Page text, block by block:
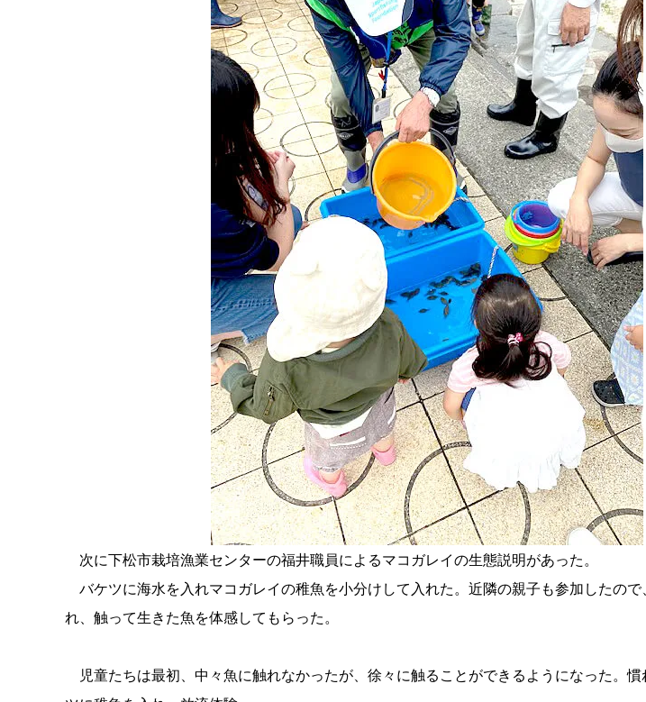
次に下松市栽培漁業センターの福井職員によるマコガレイの生態説明があった。
バケツに海水を入れマコガレイの稚魚を小分けして入れた。近隣の親子も参加したので
れ、触って生きた魚を体感してもらった。
児童たちは最初、中々魚に触れなかったが、徐々に触ることができるようになった。